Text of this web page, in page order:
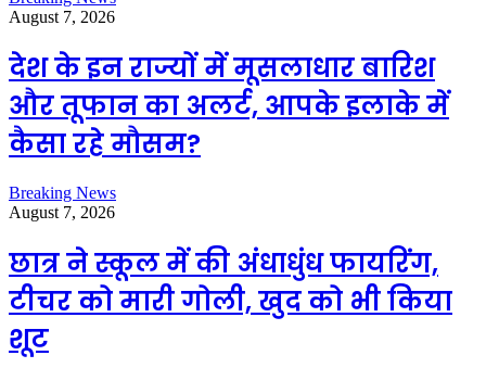
August 7, 2026
देश के इन राज्यों में मूसलाधार बारिश
और तूफान का अलर्ट, आपके इलाके में
कैसा रहे मौसम?
Breaking News
August 7, 2026
छात्र ने स्कूल में की अंधाधुंध फायरिंग,
टीचर को मारी गोली, खुद को भी किया
शूट